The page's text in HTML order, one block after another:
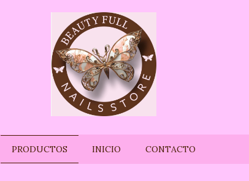
PRODUCTOS INICIO CONTACTO